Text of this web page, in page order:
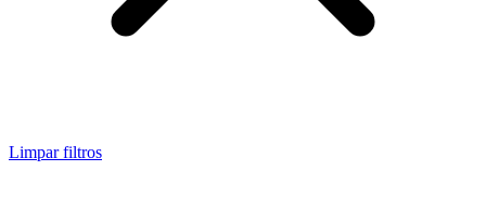
Limpar filtros